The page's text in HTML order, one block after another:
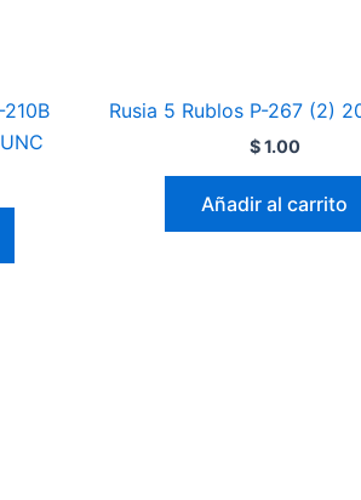
Rusia 5 Rublos P-267 (2)
$1.00
Añadir al carrito